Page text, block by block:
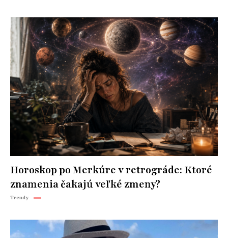
Horoskop po Merkúre v retrográde: Ktoré
znamenia čakajú veľké zmeny?
Trendy